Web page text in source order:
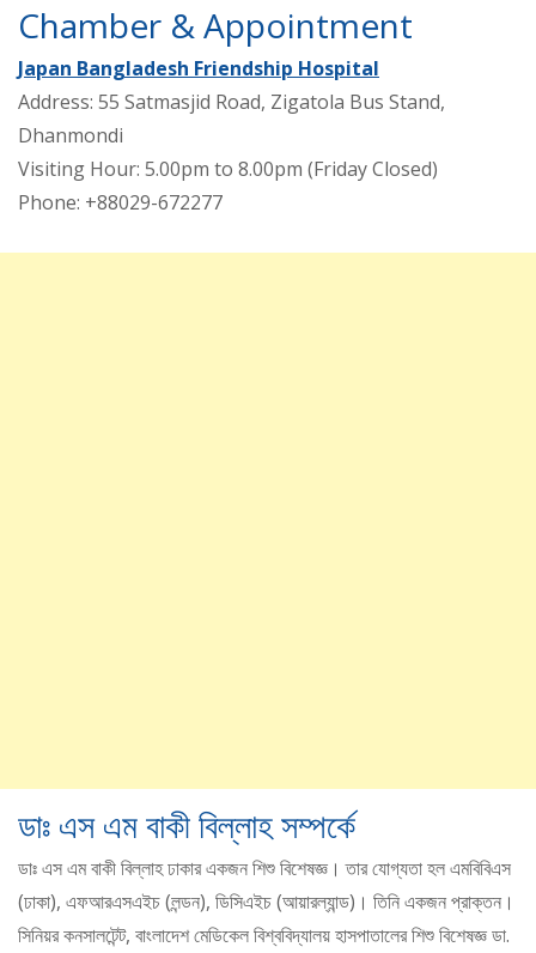
Chamber & Appointment
Japan Bangladesh Friendship Hospital
Address: 55 Satmasjid Road, Zigatola Bus Stand,
Dhanmondi
Visiting Hour: 5.00pm to 8.00pm (Friday Closed)
Phone: +88029-672277
ডাঃ এস এম বাকী বিল্লাহ সম্পর্কে
ডাঃ এস এম বাকী বিল্লাহ ঢাকার একজন শিশু বিশেষজ্ঞ। তার যোগ্যতা হল এমবিবিএস
(ঢাকা), এফআরএসএইচ (লন্ডন), ডিসিএইচ (আয়ারল্যান্ড)। তিনি একজন প্রাক্তন।
সিনিয়র কনসালটেন্ট, বাংলাদেশ মেডিকেল বিশ্ববিদ্যালয় হাসপাতালের শিশু বিশেষজ্ঞ ডা.